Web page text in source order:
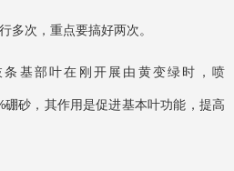
次，重点要搞好两次。
部叶在刚开展由黄变绿时，喷
砂，其作用是促进基本叶功能，提高